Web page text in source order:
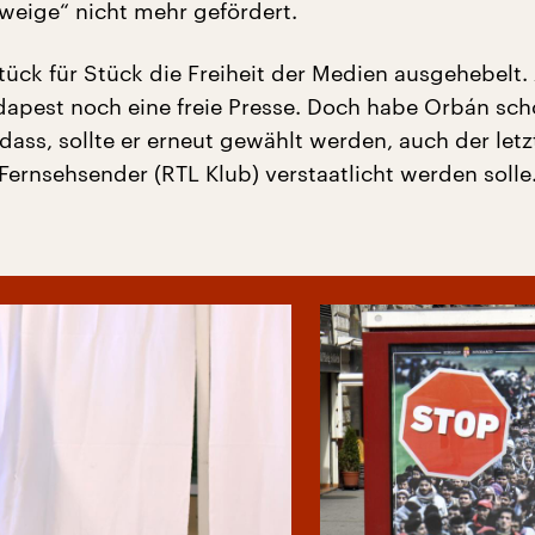
nicht mehr gefördert.
für Stück die Freiheit der Medien ausgehebelt.
noch eine freie Presse. Doch habe Orbán
sollte er erneut gewählt werden, auch der
(RTL Klub) verstaatlicht werden